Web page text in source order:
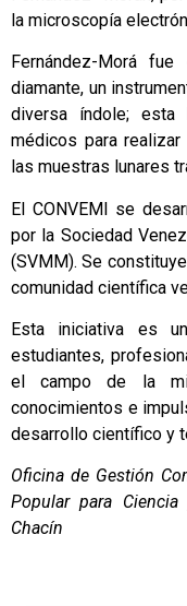
la microscopía
Fernández-Morá
diamante, un
diversa índole; esta
médicos para
las muestras lunares
El CONVEMI se
por la Sociedad
(SVMM). Se
comunidad científica
Esta iniciativa es
estudiantes,
el campo de la
conocimientos e
desarrollo científico y
Oficina de Gestión
Popular para
Chacín